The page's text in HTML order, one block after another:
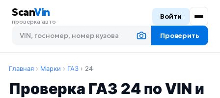
ScanVin
проверка авто
Проверить
Войти
Главная › Марки › ГАЗ › 24
Проверка ГАЗ 24 по VIN и